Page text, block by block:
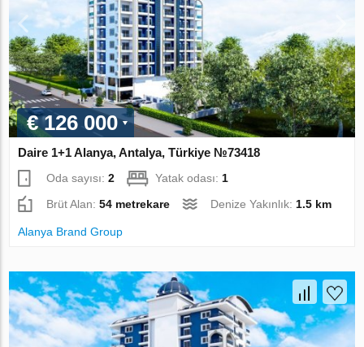
€ 126 000
Daire 1+1 Alanya, Antalya, Türkiye №73418
Oda sayısı:2 Yatak odası:1
Brüt Alan:54 metrekare Denize Yakınlık:1.5 km
Alanya Brand Group